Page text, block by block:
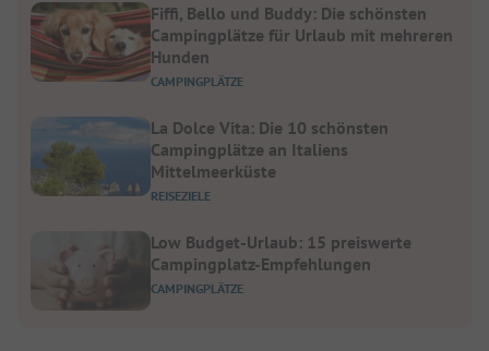
CAMPINGPLÄTZE
Fiffi, Bello und Buddy: Die schönsten
Campingplätze für Urlaub mit mehreren
Hunden
REISEZIELE
La Dolce Vita: Die 10 schönsten
Campingplätze an Italiens
Mittelmeerküste
CAMPINGPLÄTZE
Low Budget-Urlaub: 15 preiswerte
Campingplatz-Empfehlungen